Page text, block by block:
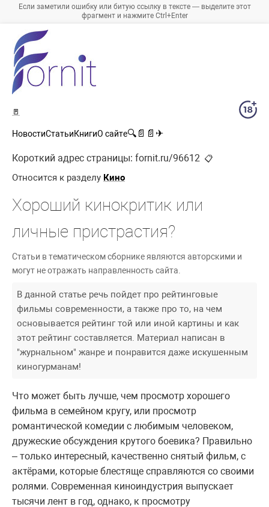
Если заметили ошибку или битую ссылку в тексте — выделите этот
фрагмент и нажмите Ctrl+Enter
🚪
НовостиСтатьиКнигиО сайте🔍 📄 📄 ✈
Короткий адрес страницы: fornit.ru/96612 📋
Относится к разделу Кино
Хороший кинокритик или
личные пристрастия?
Статьи в тематическом сборнике являются авторскими и
могут не отражать направленность сайта.
В данной статье речь пойдет про рейтинговые
фильмы современности, а также про то, на чем
основывается рейтинг той или иной картины и как
этот рейтинг составляется. Материал написан в
"журнальном" жанре и понравится даже искушенным
киногурманам!
Что может быть лучше, чем просмотр хорошего
фильма в семейном кругу, или просмотр
романтической комедии с любимым человеком,
дружеские обсуждения крутого боевика? Правильно
– только интересный, качественно снятый фильм, с
актёрами, которые блестяще справляются со своими
ролями. Современная киноиндустрия выпускает
тысячи лент в год, однако, к просмотру